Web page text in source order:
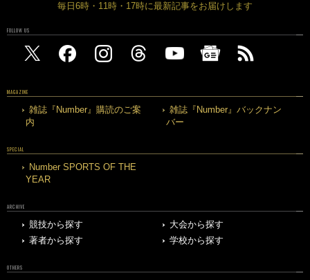
毎日6時・11時・17時に最新記事をお届けします
FOLLOW US
MAGAZINE
雑誌『Number』購読のご案
内
雑誌『Number』バックナン
バー
SPECIAL
Number SPORTS OF THE
YEAR
ARCHIVE
競技から探す
大会から探す
著者から探す
学校から探す
OTHERS